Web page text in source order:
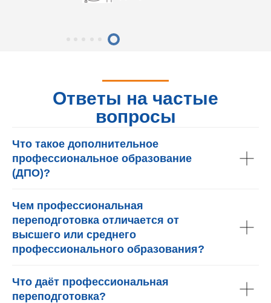
Ответы на частые
вопросы
Что такое дополнительное
профессиональное образование
(ДПО)?
Чем профессиональная
переподготовка отличается от
высшего или среднего
профессионального образования?
Что даёт профессиональная
переподготовка?